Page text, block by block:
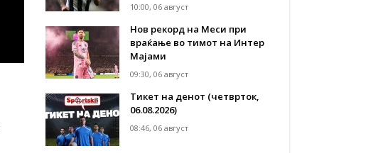
10:00, 06 август
Нов рекорд на Меси при
враќање во тимот на Интер
Мајами
09:30, 06 август
Тикет на денот (четврток,
06.08.2026)
08:46, 06 август